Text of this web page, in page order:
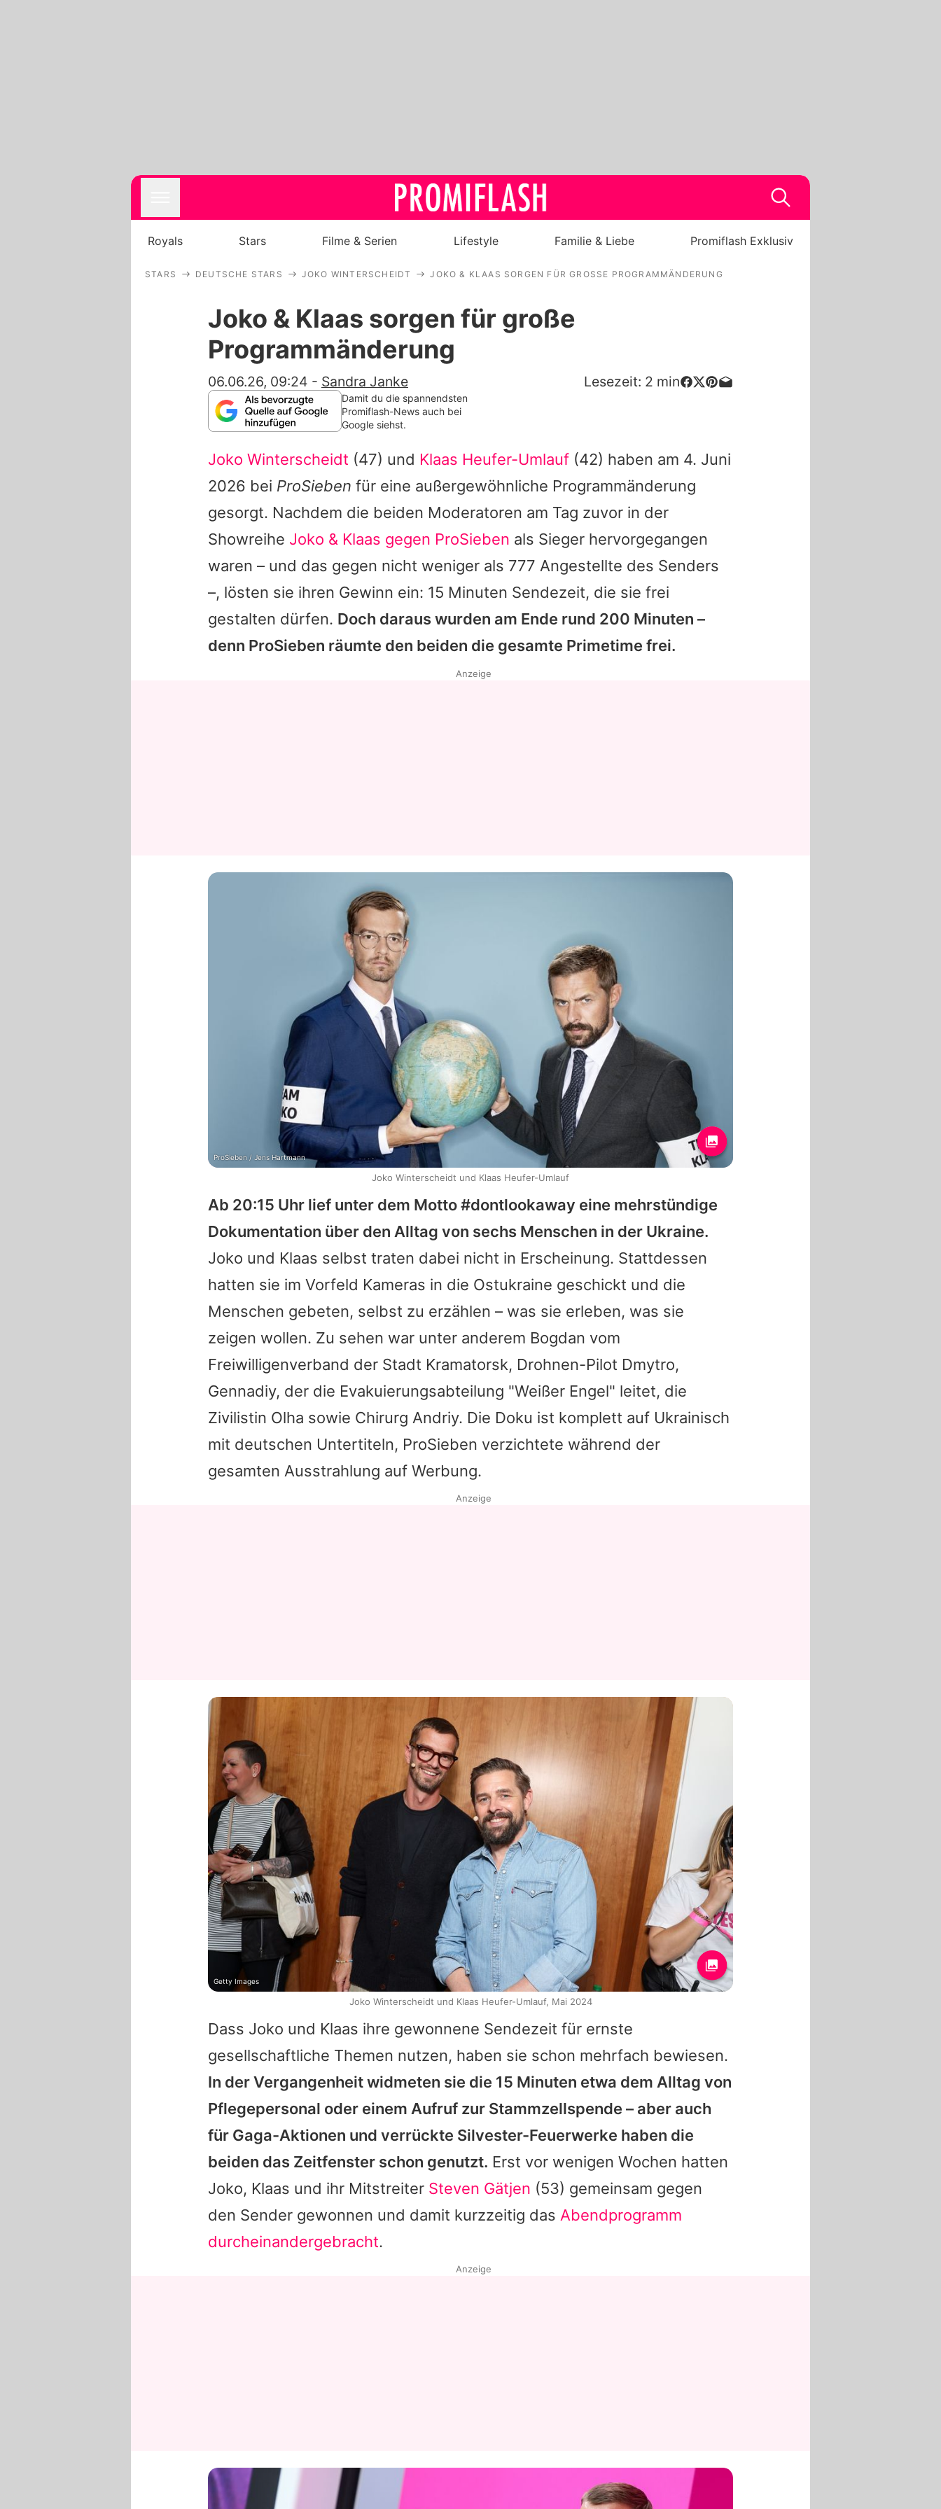
Royals
Stars
Filme & Serien
Lifestyle
Familie & Liebe
App runterladen
Team
Redaktionelle Richtlinien
Impressum
Datenschutzerklärung
Nutzungsbedingungen
Royals Stars Filme & Serien Lifestyle Familie & Liebe Promiflash Exklusiv
STARS DEUTSCHE STARS JOKO WINTERSCHEIDT JOKO & KLAAS SORGEN FÜR GROSSE PROGRAMMÄNDERUNG
Joko & Klaas sorgen für große
Programmänderung
06.06.26, 09:24 - Sandra Janke Lesezeit: 2 min
Damit du die spannendsten
Promiflash-News auch bei
Google siehst.
Joko Winterscheidt (47) und Klaas Heufer-Umlauf (42) haben am 4. Juni
2026 bei ProSieben für eine außergewöhnliche Programmänderung
gesorgt. Nachdem die beiden Moderatoren am Tag zuvor in der
Showreihe Joko & Klaas gegen ProSieben als Sieger hervorgegangen
waren – und das gegen nicht weniger als 777 Angestellte des Senders
–, lösten sie ihren Gewinn ein: 15 Minuten Sendezeit, die sie frei
gestalten dürfen. Doch daraus wurden am Ende rund 200 Minuten –
denn ProSieben räumte den beiden die gesamte Primetime frei.
Ab 20:15 Uhr lief unter dem Motto #dontlookaway eine mehrstündige
Dokumentation über den Alltag von sechs Menschen in der Ukraine.
Joko und Klaas selbst traten dabei nicht in Erscheinung. Stattdessen
hatten sie im Vorfeld Kameras in die Ostukraine geschickt und die
Menschen gebeten, selbst zu erzählen – was sie erleben, was sie
zeigen wollen. Zu sehen war unter anderem Bogdan vom
Freiwilligenverband der Stadt Kramatorsk, Drohnen-Pilot Dmytro,
Gennadiy, der die Evakuierungsabteilung "Weißer Engel" leitet, die
Zivilistin Olha sowie Chirurg Andriy. Die Doku ist komplett auf Ukrainisch
mit deutschen Untertiteln, ProSieben verzichtete während der
gesamten Ausstrahlung auf Werbung.
Dass Joko und Klaas ihre gewonnene Sendezeit für ernste
gesellschaftliche Themen nutzen, haben sie schon mehrfach bewiesen.
In der Vergangenheit widmeten sie die 15 Minuten etwa dem Alltag von
Pflegepersonal oder einem Aufruf zur Stammzellspende – aber auch
für Gaga-Aktionen und verrückte Silvester-Feuerwerke haben die
beiden das Zeitfenster schon genutzt. Erst vor wenigen Wochen hatten
Joko, Klaas und ihr Mitstreiter Steven Gätjen (53) gemeinsam gegen
den Sender gewonnen und damit kurzzeitig das Abendprogramm
durcheinandergebracht.
Anzeige
ProSieben / Jens Hartmann
Joko Winterscheidt und Klaas Heufer-Umlauf
Anzeige
Getty Images
Joko Winterscheidt und Klaas Heufer-Umlauf, Mai 2024
Anzeige